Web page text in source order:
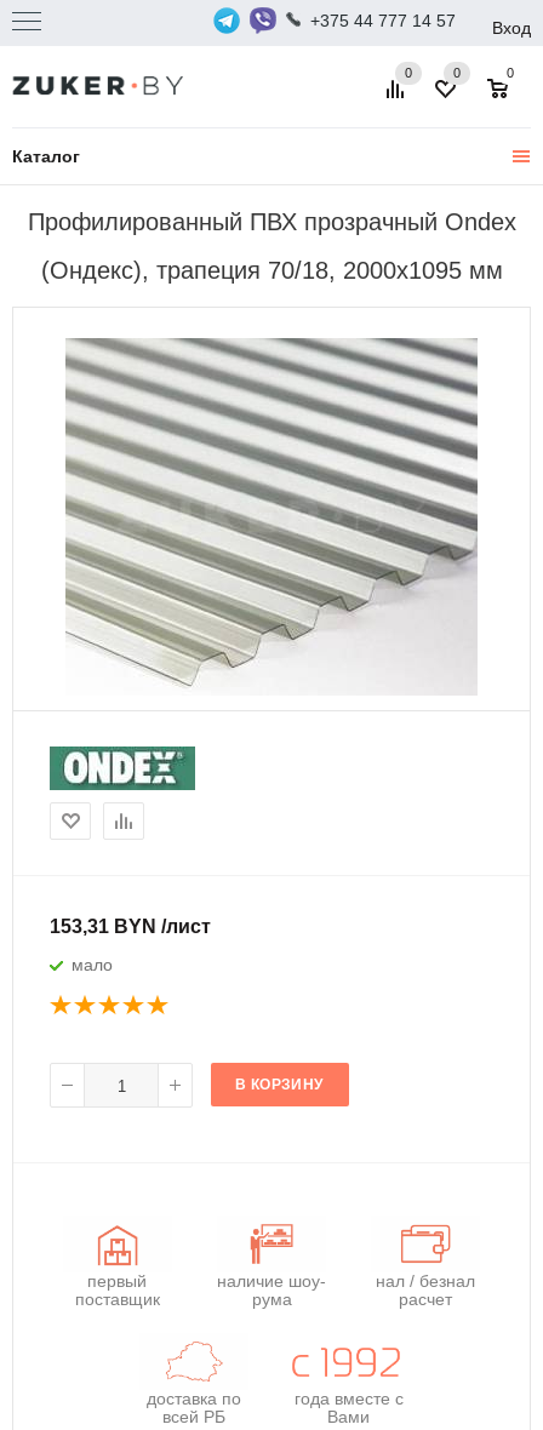
+375 44 777 14 57 Вход
Каталог
0 0
0
Профилированный ПВХ прозрачный Ondex
(Ондекс), трапеция 70/18, 2000х1095 мм
153,31 BYN /лист
мало
В КОРЗИНУ
первый
поставщик
наличие шоу-
рума
нал / безнал
расчет
доставка по
всей РБ
года вместе с
Вами